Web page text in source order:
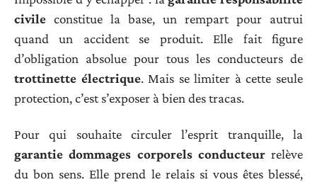
civile constitue la base, un rempart pour autrui
quand un accident se produit. Elle fait figure
d’obligation absolue pour tous les conducteurs de
trottinette électrique. Mais se limiter à cette seule
protection, c’est s’exposer à bien des tracas.
Pour qui souhaite circuler l’esprit tranquille, la
garantie dommages corporels conducteurrelève
du bon sens. Elle prend le relais si vous êtes blessé,